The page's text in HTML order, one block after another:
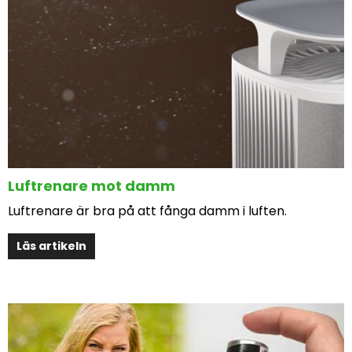
Luftrenare mot damm
Luftrenare är bra på att fånga damm i luften.
Läs artikeln